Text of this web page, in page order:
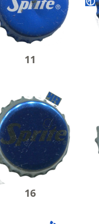
11
16